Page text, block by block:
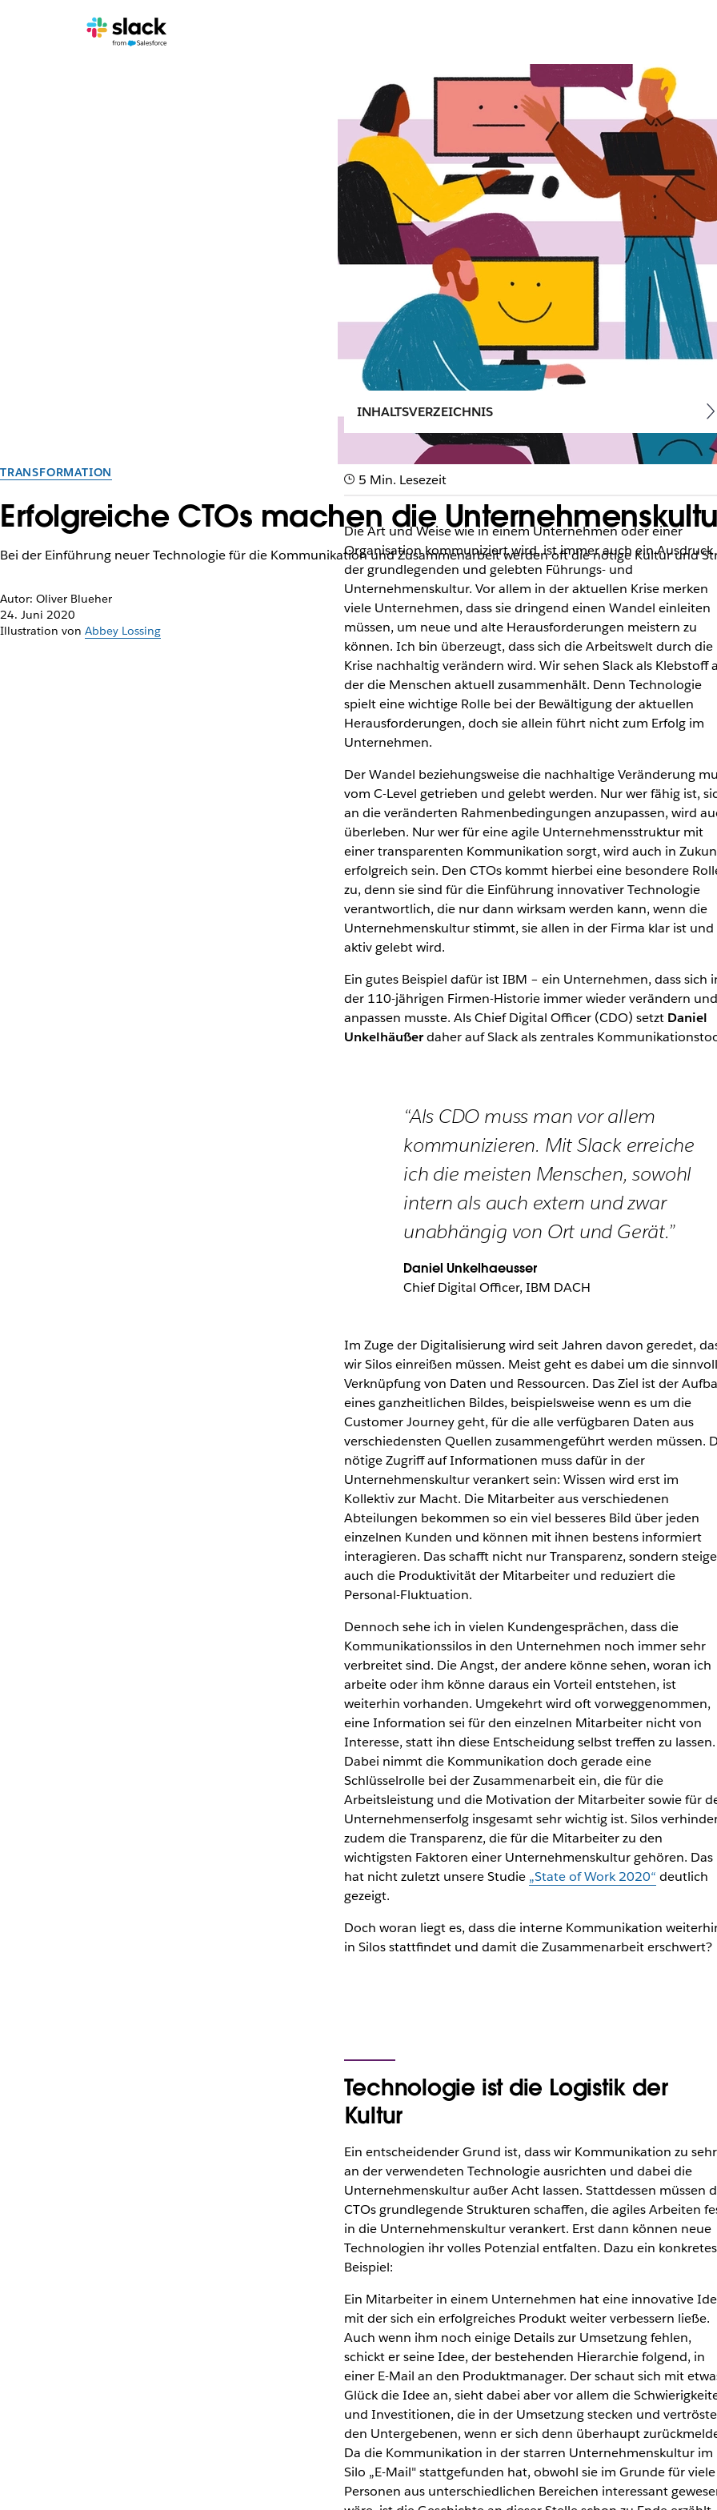
TRANSFORMATION
Erfolgreiche CTOs machen die
Bei der Einführung neuer Technologie für die Kommunikation und Zusammenarbeit werden oft die nötige Kultur und
Autor: Oliver Blueher
24. Juni 2020
Illustration von Abbey Lossing
INHALTSVERZEICHNIS
5 Min. Lesezeit
Die Art und Weise wie in einem Unternehmen oder einer
Organisation kommuniziert wird, ist immer auch ein Ausdruck
der grundlegenden und gelebten Führungs- und
Unternehmenskultur. Vor allem in der aktuellen Krise merken
viele Unternehmen, dass sie dringend einen Wandel einleiten
müssen, um neue und alte Herausforderungen meistern zu
können. Ich bin überzeugt, dass sich die Arbeitswelt durch die
Krise nachhaltig verändern wird. Wir sehen Slack als Klebstoff
der die Menschen aktuell zusammenhält. Denn Technologie
spielt eine wichtige Rolle bei der Bewältigung der aktuellen
Herausforderungen, doch sie allein führt nicht zum Erfolg im
Unternehmen.
Der Wandel beziehungsweise die nachhaltige Veränderung
vom C-Level getrieben und gelebt werden. Nur wer fähig ist,
an die veränderten Rahmenbedingungen anzupassen, wird
überleben. Nur wer für eine agile Unternehmensstruktur mit
einer transparenten Kommunikation sorgt, wird auch in
erfolgreich sein. Den CTOs kommt hierbei eine besondere
zu, denn sie sind für die Einführung innovativer Technologie
verantwortlich, die nur dann wirksam werden kann, wenn die
Unternehmenskultur stimmt, sie allen in der Firma klar ist und
aktiv gelebt wird.
Ein gutes Beispiel dafür ist IBM – ein Unternehmen, dass sich
der 110-jährigen Firmen-Historie immer wieder verändern und
anpassen musste. Als Chief Digital Officer (CDO) setzt Daniel
Unkelhäußerdaher auf Slack als zentrales
“Als CDO muss man vor allem
kommunizieren. Mit Slack erreiche
ich die meisten Menschen, sowohl
intern als auch extern und zwar
unabhängig von Ort und Gerät.”
Daniel Unkelhaeusser
Chief Digital Officer, IBM DACH
Im Zuge der Digitalisierung wird seit Jahren davon geredet,
wir Silos einreißen müssen. Meist geht es dabei um die
Verknüpfung von Daten und Ressourcen. Das Ziel ist der
eines ganzheitlichen Bildes, beispielsweise wenn es um die
Customer Journey geht, für die alle verfügbaren Daten aus
verschiedensten Quellen zusammengeführt werden müssen.
nötige Zugriff auf Informationen muss dafür in der
Unternehmenskultur verankert sein: Wissen wird erst im
Kollektiv zur Macht. Die Mitarbeiter aus verschiedenen
Abteilungen bekommen so ein viel besseres Bild über jeden
einzelnen Kunden und können mit ihnen bestens informiert
interagieren. Das schafft nicht nur Transparenz, sondern
auch die Produktivität der Mitarbeiter und reduziert die
Personal-Fluktuation.
Dennoch sehe ich in vielen Kundengesprächen, dass die
Kommunikationssilos in den Unternehmen noch immer sehr
verbreitet sind. Die Angst, der andere könne sehen, woran ich
arbeite oder ihm könne daraus ein Vorteil entstehen, ist
weiterhin vorhanden. Umgekehrt wird oft vorweggenommen,
eine Information sei für den einzelnen Mitarbeiter nicht von
Interesse, statt ihn diese Entscheidung selbst treffen zu lassen.
Dabei nimmt die Kommunikation doch gerade eine
Schlüsselrolle bei der Zusammenarbeit ein, die für die
Arbeitsleistung und die Motivation der Mitarbeiter sowie für
Unternehmenserfolg insgesamt sehr wichtig ist. Silos
zudem die Transparenz, die für die Mitarbeiter zu den
wichtigsten Faktoren einer Unternehmenskultur gehören. Das
hat nicht zuletzt unsere Studie „State of Work 2020“ deutlich
gezeigt.
Doch woran liegt es, dass die interne Kommunikation
in Silos stattfindet und damit die Zusammenarbeit erschwert?
Technologie ist die Logistik der
Kultur
Ein entscheidender Grund ist, dass wir Kommunikation zu sehr
an der verwendeten Technologie ausrichten und dabei die
Unternehmenskultur außer Acht lassen. Stattdessen müssen
CTOs grundlegende Strukturen schaffen, die agiles Arbeiten
in die Unternehmenskultur verankert. Erst dann können neue
Technologien ihr volles Potenzial entfalten. Dazu ein konkretes
Beispiel:
Ein Mitarbeiter in einem Unternehmen hat eine innovative
mit der sich ein erfolgreiches Produkt weiter verbessern ließe.
Auch wenn ihm noch einige Details zur Umsetzung fehlen,
schickt er seine Idee, der bestehenden Hierarchie folgend, in
einer E-Mail an den Produktmanager. Der schaut sich mit
Glück die Idee an, sieht dabei aber vor allem die
und Investitionen, die in der Umsetzung stecken und
den Untergebenen, wenn er sich denn überhaupt
Da die Kommunikation in der starren Unternehmenskultur im
Silo „E-Mail" stattgefunden hat, obwohl sie im Grunde für viele
Personen aus unterschiedlichen Bereichen interessant